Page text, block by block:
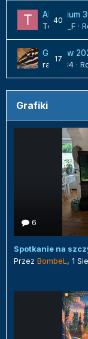
40
Akwarium
Tomek_F ·
17
Gdzie w
radek84 ·
Grafiki
6
Spotkanie na
Przez BombeL , 1